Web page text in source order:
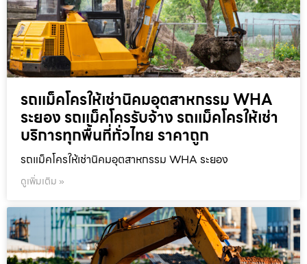
รถแม็คโครให้เช่านิคมอุตสาหกรรม WHA
ระยอง รถแม็คโครรับจ้าง รถแม็คโครให้เช่า
บริการทุกพื้นที่ทั่วไทย ราคาถูก
รถแม็คโครให้เช่านิคมอุตสาหกรรม WHA ระยอง
ดูเพิ่มเติม »